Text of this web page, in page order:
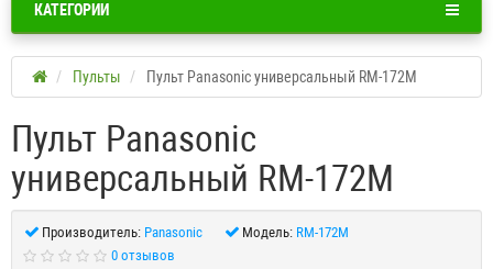
КАТЕГОРИИ
Пульты Пульт Panasonic универсальный RM-172M
Пульт Panasonic
универсальный RM-172M
Производитель: Panasonic Модель: RM-172M
0 отзывов